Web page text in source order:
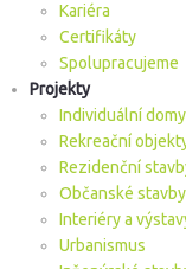
Kariéra
Certifikáty
Spolupracujeme
Projekty
Individuální domy
Rekreační
Rezidenční
Občanské stavby
Interiéry a
Urbanismus